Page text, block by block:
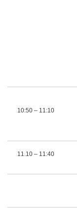
10:50 – 11:10
11.10 – 11:40